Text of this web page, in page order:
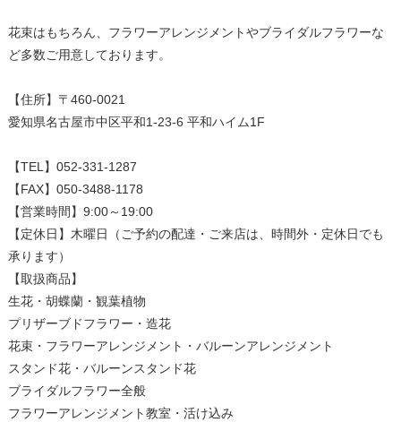
花束はもちろん、フラワーアレンジメントやブライダルフラワーな
ど多数ご用意しております。
【住所】〒460-0021
愛知県名古屋市中区平和1-23-6 平和ハイム1F
【TEL】052-331-1287
【営業時間】9:00～19:00
【定休日】木曜日（ご予約の配達・ご来店は、時間外・定休日でも
承ります）
【取扱商品】
生花・胡蝶蘭・観葉植物
プリザーブドフラワー・造花
花束・フラワーアレンジメント・バルーンアレンジメント
スタンド花・バルーンスタンド花
ブライダルフラワー全般
フラワーアレンジメント教室・活け込み